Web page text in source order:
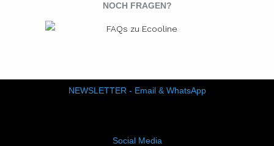
NOCH FRAGEN?
NEWSLETTER - Email & WhatsApp
Social Media